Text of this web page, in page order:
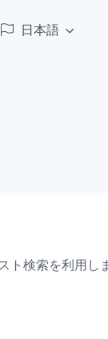
日本語
検索を利用